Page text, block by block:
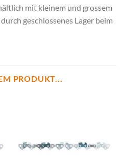
mit kleinem und grossem
geschlossenes Lager beim
PRODUKT...